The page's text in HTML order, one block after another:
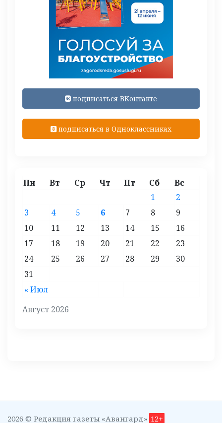
подписаться ВКонтакте
подписаться в Одноклассниках
Август 2026
Пн Вт Ср Чт Пт Сб Вс
« Июл
1
2
3
4 5 6 7 8
9
10
11 12 13 14 15
16
17
18 19 20 21 22
23
24
25 26 27 28 29
30
31
2026 © Редакция газеты «Авангард» 12+